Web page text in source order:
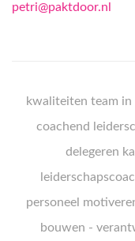
petri@paktdoor.nl
kwaliteiten team in
coachend
delegeren
personeel
bouwen -